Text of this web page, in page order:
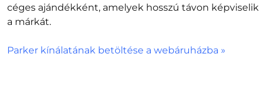
céges ajándékként, amelyek hosszú távon képviselik
a márkát.
Parker kínálatának betöltése a webáruházba »